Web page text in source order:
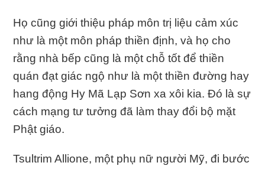
Họ cũng giới thiệu pháp môn trị liệu cảm xúc
như là một môn pháp thiền định, và họ cho
rằng nhà bếp cũng là một chỗ tốt để thiền
quán đạt giác ngộ như là một thiền đường hay
hang động Hy Mã Lạp Sơn xa xôi kia. Đó là sự
cách mạng tư tưởng đã làm thay đổi bộ mặt
Phật giáo.
Tsultrim Allione, một phụ nữ người Mỹ, đi bước